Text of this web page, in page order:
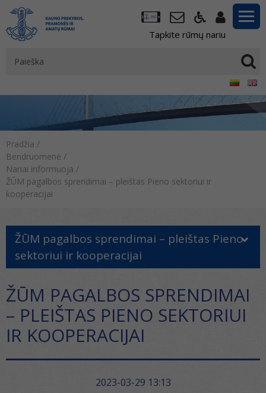
Tapkite rūmų nariu
Pradžia /
Bendruomenė /
Nariai informuoja /
ŽŪM pagalbos sprendimai – pleištas Pieno sektoriui ir
kooperacijai
ŽŪM pagalbos sprendimai – pleištas Pieno
sektoriui ir kooperacijai
ŽŪM PAGALBOS SPRENDIMAI
– PLEIŠTAS PIENO SEKTORIUI
IR KOOPERACIJAI
2023-03-29 13:13